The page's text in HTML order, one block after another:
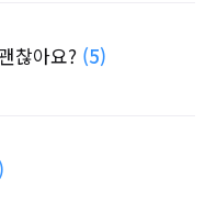
찮아요? (5)